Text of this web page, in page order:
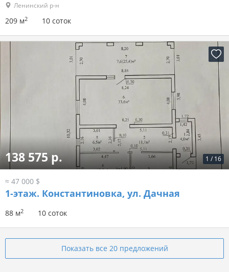
Ленинский р-н
209 м2 10 соток
1 / 16
138 575 р.
≈ 47 000 $
1-этаж. Константиновка, ул. Дачная
88 м2 10 соток
Показать все 20 предложений